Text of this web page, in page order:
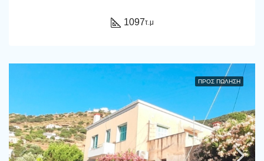
1097τ.μ
ΠΡΟΣ ΠΏΛΗΣΗ